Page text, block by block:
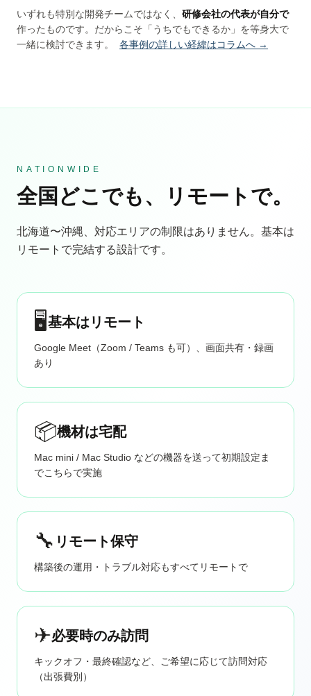
いずれも特別な開発チームではなく、 研修会社の代表が自分で
作ったものです。だからこそ「うちでもできるか」を等身大で
一緒に検討できます。
各事例の詳しい経緯はコラムへ →
NATIONWIDE
全国どこでも、リモートで。
北海道〜沖縄、対応エリアの制限はありません。基本は
リモートで完結する設計です。
🖥基本はリモート
Google Meet（Zoom / Teams も可）、画面共有・録画
あり
📦機材は宅配
Mac mini / Mac Studio などの機器を送って初期設定ま
でこちらで実施
🔧 リモート保守
構築後の運用・トラブル対応もすべてリモートで
✈必要時のみ訪問
キックオフ・最終確認など、ご希望に応じて訪問対応
（出張費別）